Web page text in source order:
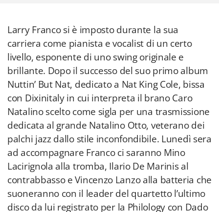
Larry Franco si è imposto durante la sua
carriera come pianista e vocalist di un certo
livello, esponente di uno swing originale e
brillante. Dopo il successo del suo primo album
Nuttin’ But Nat, dedicato a Nat King Cole, bissa
con Dixinitaly in cui interpreta il brano Caro
Natalino scelto come sigla per una trasmissione
dedicata al grande Natalino Otto, veterano dei
palchi jazz dallo stile inconfondibile. Lunedì sera
ad accompagnare Franco ci saranno Mino
Lacirignola alla tromba, Ilario De Marinis al
contrabbasso e Vincenzo Lanzo alla batteria che
suoneranno con il leader del quartetto l’ultimo
disco da lui registrato per la Philology con Dado